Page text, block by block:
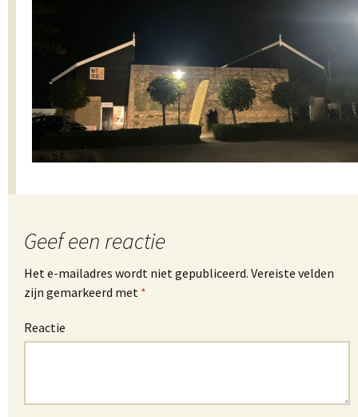
Geef een reactie
Het e-mailadres wordt niet gepubliceerd. Vereiste velden
zijn gemarkeerd met *
Reactie